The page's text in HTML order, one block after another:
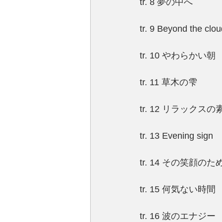
tr. 8 夢の中へ
tr. 9 Beyond the
tr. 10 やわらかい朝
tr. 11 草木の雫
tr. 12 リラックスの
tr. 13 Evening sign
tr. 14 その笑顔のた
tr. 15 何気ない時間
tr. 16 波のエナジー